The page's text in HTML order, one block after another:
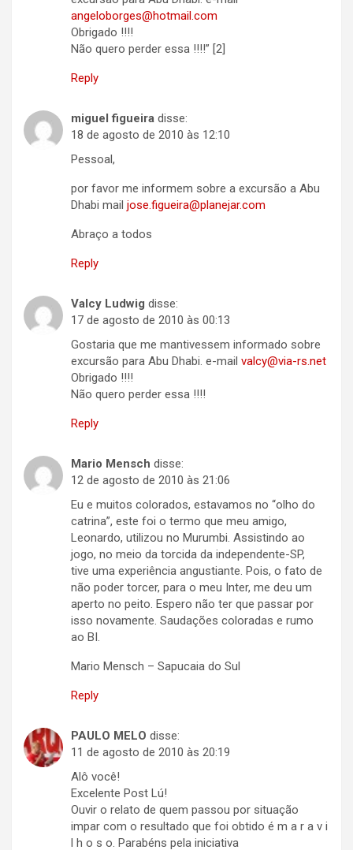
angeloborges@hotmail.com
Obrigado !!!!
Não quero perder essa !!!!” [2]
Reply
miguel figueira disse:
18 de agosto de 2010 às 12:10
Pessoal,
por favor me informem sobre a excursão a Abu
Dhabi mail jose.figueira@planejar.com
Abraço a todos
Reply
Valcy Ludwig disse:
17 de agosto de 2010 às 00:13
Gostaria que me mantivessem informado sobre
excursão para Abu Dhabi. e-mail valcy@via-rs.net
Obrigado !!!!
Não quero perder essa !!!!
Reply
Mario Mensch disse:
12 de agosto de 2010 às 21:06
Eu e muitos colorados, estavamos no “olho do
catrina”, este foi o termo que meu amigo,
Leonardo, utilizou no Murumbi. Assistindo ao
jogo, no meio da torcida da independente-SP,
tive uma experiência angustiante. Pois, o fato de
não poder torcer, para o meu Inter, me deu um
aperto no peito. Espero não ter que passar por
isso novamente. Saudações coloradas e rumo
ao BI.
Mario Mensch – Sapucaia do Sul
Reply
PAULO MELO disse:
11 de agosto de 2010 às 20:19
Alô você!
Excelente Post Lú!
Ouvir o relato de quem passou por situação
impar com o resultado que foi obtido é m a r a v i
l h o s o. Parabéns pela iniciativa